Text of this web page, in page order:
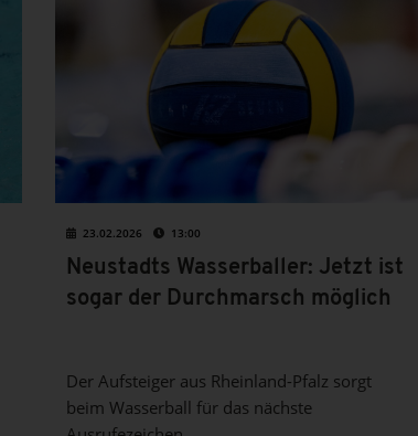
23.02.2026 13:00
Neustadts Wasserballer: Jetzt ist
sogar der Durchmarsch möglich
Der Aufsteiger aus Rheinland-Pfalz sorgt
beim Wasserball für das nächste